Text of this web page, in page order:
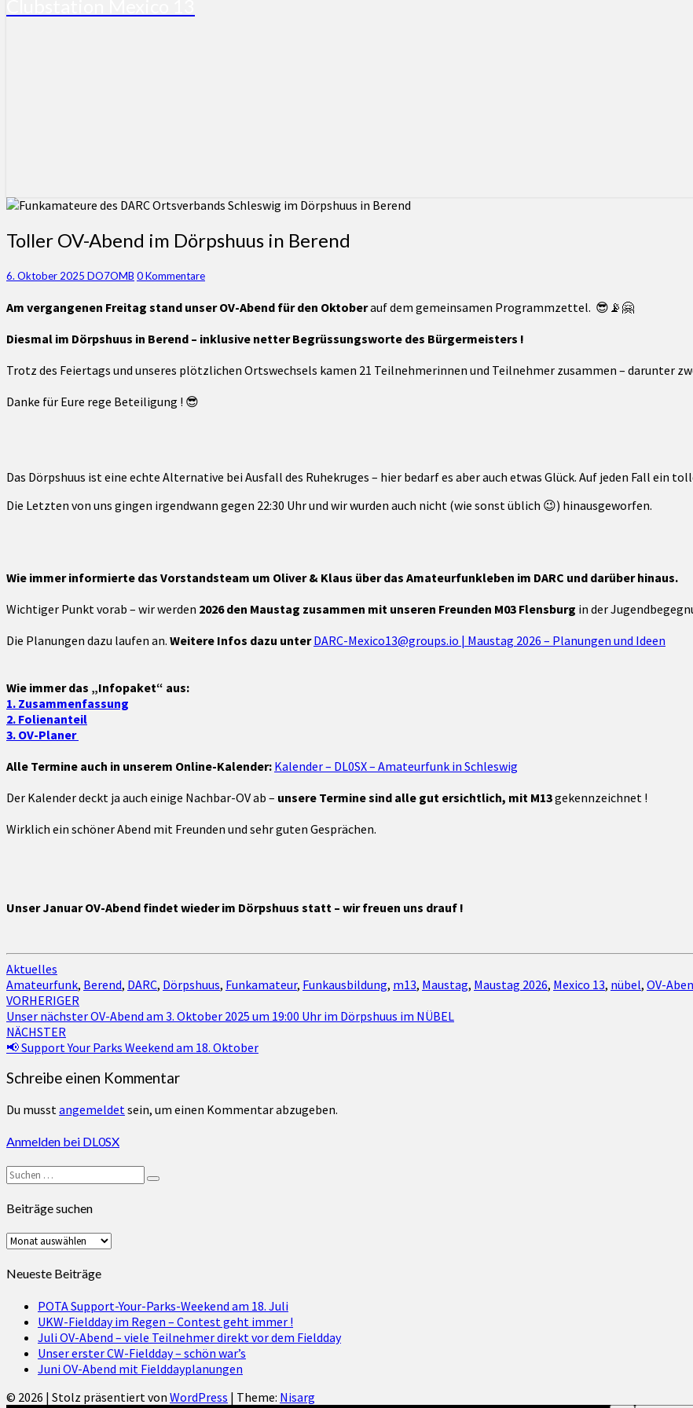
Toller
OV-
im
in
Toller OV-Abend im Dörpshuus in Berend
6. Oktober 2025 DO7OMB Kommentare
0 Kommentare
Am vergangenen Freitag stand unser OV-Abend für den Oktoberauf dem gemeinsamen Programmzettel. 😎📡🤗
Diesmal im Dörpshuus in Berend – inklusive netter Begrüssungsworte des Bürgermeisters !
Trotz des Feiertags und unseres plötzlichen Ortswechsels kamen 21 Teilnehmerinnen und Teilnehmer zusammen – darunter
Danke für Eure rege Beteiligung ! 😎
Das Dörpshuus ist eine echte Alternative bei Ausfall des Ruhekruges – hier bedarf es aber auch etwas Glück. Auf jeden Fall ein
Die Letzten von uns gingen irgendwann gegen 22:30 Uhr und wir wurden auch nicht (wie sonst üblich 😉) hinausgeworfen.
Wie immer informierte das Vorstandsteam um Oliver & Klaus über das Amateurfunkleben im DARC und darüber hinaus.
Wichtiger Punkt vorab – wir werden 2026 den Maustag zusammen mit unseren Freunden M03 Flensburg in der
Die Planungen dazu laufen an. Weitere Infos dazu unter DARC-Mexico13@groups.io | Maustag 2026 – Planungen und Ideen
Wie immer das „Infopaket“ aus:
1. Zusammenfassung
2. Folienanteil
3. OV-Planer
Alle Termine auch in unserem Online-Kalender: Kalender – DL0SX – Amateurfunk in Schleswig
Der Kalender deckt ja auch einige Nachbar-OV ab – unsere Termine sind alle gut ersichtlich, mit M13gekennzeichnet !
Wirklich ein schöner Abend mit Freunden und sehr guten Gesprächen.
Unser Januar OV-Abend findet wieder im Dörpshuus statt – wir freuen uns drauf !
Aktuelles
Amateurfunk, Berend, DARC, Dörpshuus, Funkamateur, Funkausbildung, m13, Maustag, Maustag 2026, Mexico 13, nübel, OV-
Beitragsnavigation
VORHERIGER
Unser nächster OV-Abend am 3. Oktober 2025 um 19:00 Uhr im Dörpshuus im NÜBEL
NÄCHSTER
📢 Support Your Parks Weekend am 18. Oktober
Schreibe einen Kommentar
Du musstangemeldetsein, um einen Kommentar abzugeben.
Anmelden bei DL0SX
Suchen
nach:
Suchen
Beiträge suchen
Beiträge
Neueste Beiträge
POTA Support-Your-Parks-Weekend am 18. Juli
UKW-Fieldday im Regen – Contest geht immer !
Juli OV-Abend – viele Teilnehmer direkt vor dem Fieldday
Unser erster CW-Fieldday – schön war’s
Juni OV-Abend mit Fielddayplanungen
© 2026 | Stolz präsentiert von WordPress | Theme: Nisarg